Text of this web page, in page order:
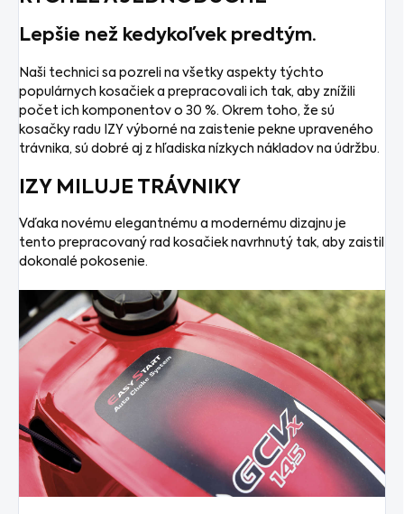
Lepšie než kedykoľvek predtým.
Naši technici sa pozreli na všetky aspekty týchto
populárnych kosačiek a prepracovali ich tak, aby znížili
počet ich komponentov o 30 %. Okrem toho, že sú
kosačky radu IZY výborné na zaistenie pekne upraveného
trávnika, sú dobré aj z hľadiska nízkych nákladov na údržbu.
IZY MILUJE TRÁVNIKY
Vďaka novému elegantnému a modernému dizajnu je
tento prepracovaný rad kosačiek navrhnutý tak, aby zaistil
dokonalé pokosenie.